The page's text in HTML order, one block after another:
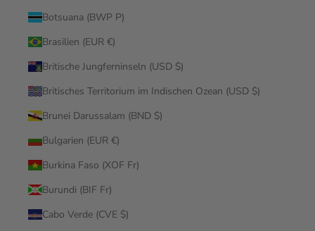
Botsuana (BWP P)
Brasilien (EUR €)
Britische Jungferninseln (USD $)
Britisches Territorium im Indischen Ozean (USD $)
Brunei Darussalam (BND $)
Bulgarien (EUR €)
Burkina Faso (XOF Fr)
Burundi (BIF Fr)
Cabo Verde (CVE $)